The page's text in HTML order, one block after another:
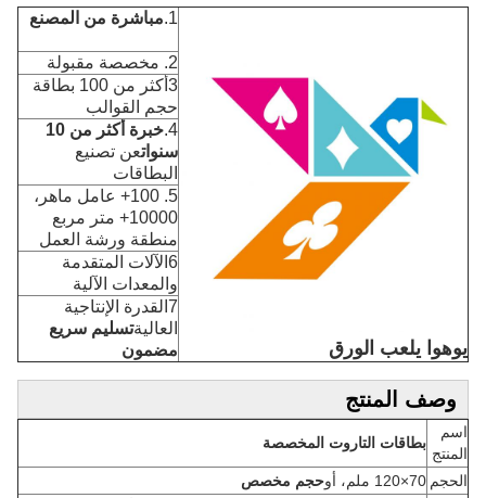
يوهوا يلعب الورق
1. مباشرة من المصنع
2. مخصصة مقبولة
3أكثر من 100 بطاقة
حجم القوالب
4.
خبرة أكثر من 10
سنواتعن تصنيع
البطاقات
5. 100+ عامل ماهر،
10000+ متر مربع
منطقة ورشة العمل
6الآلات المتقدمة
والمعدات الآلية
7القدرة الإنتاجية
العاليةتسليم سريع
مضمون
وصف المنتج
اسم
المنتج
بطاقات التاروت المخصصة
الحجم 70×120 ملم، أو حجم مخصص